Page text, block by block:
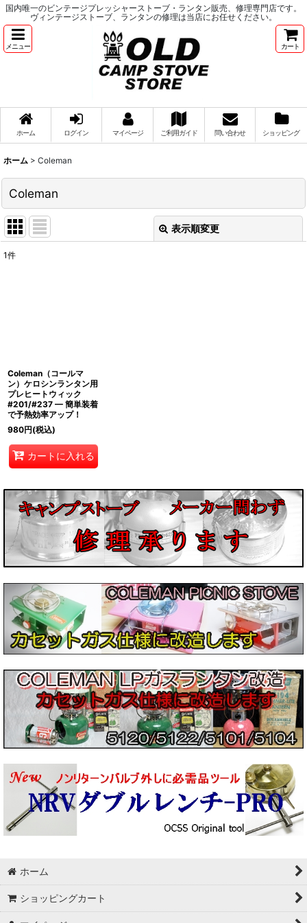
国内唯一のビンテージプレッシャーストーブ・ランタン販売、修理専門店です。
ヴィンテージストーブ、ランタンの修理は当店にお任せください。
メニュー カート
ホーム ログイン マイページ ご利用ガイド 問い合わせ ショッピング
ホーム > Coleman
Coleman
表示順変更
1件
Coleman（コールマ
ン）ケロシンランタン用
プレヒートウィック
#201/#237 — 簡単装着
で予熱効率アップ！
980円(税込)
カートに入れる
ホーム
ショッピングカート